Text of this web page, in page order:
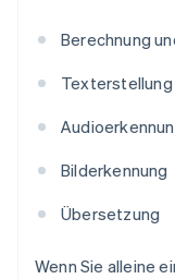
Berechnung
Texterstellung
Bilderkennung
Übersetzung
Wenn Sie alleine